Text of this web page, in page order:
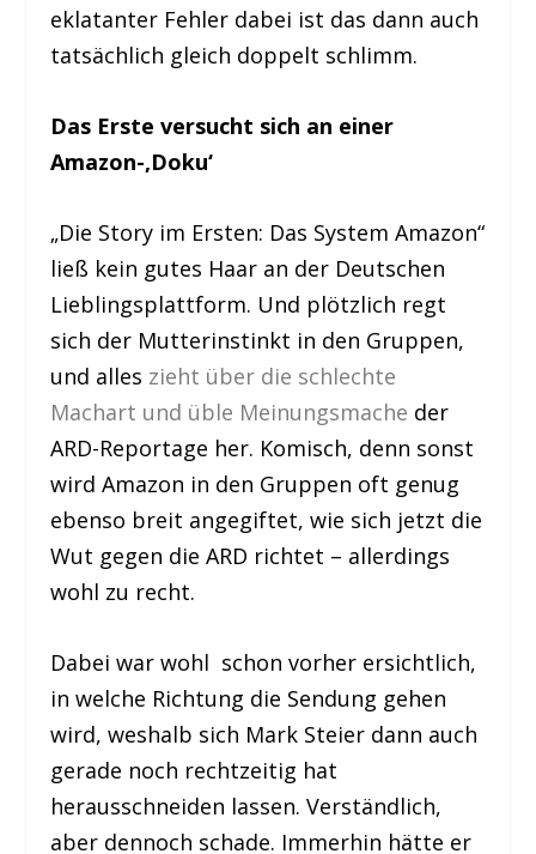
eklatanter Fehler dabei ist das dann auch
tatsächlich gleich doppelt schlimm.
Das Erste versucht sich an einer
Amazon-‚Doku‘
„Die Story im Ersten: Das System Amazon“
ließ kein gutes Haar an der Deutschen
Lieblingsplattform. Und plötzlich regt
sich der Mutterinstinkt in den Gruppen,
und alles zieht über die schlechte
Machart und üble Meinungsmache der
ARD-Reportage her. Komisch, denn sonst
wird Amazon in den Gruppen oft genug
ebenso breit angegiftet, wie sich jetzt die
Wut gegen die ARD richtet – allerdings
wohl zu recht.
Dabei war wohl schon vorher ersichtlich,
in welche Richtung die Sendung gehen
wird, weshalb sich Mark Steier dann auch
gerade noch rechtzeitig hat
herausschneiden lassen. Verständlich,
aber dennoch schade. Immerhin hätte er